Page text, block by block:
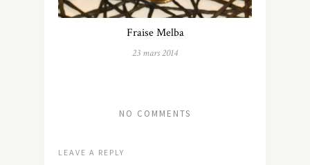
Fraise Melba
23 mars 2014
NO COMMENTS
LEAVE A REPLY